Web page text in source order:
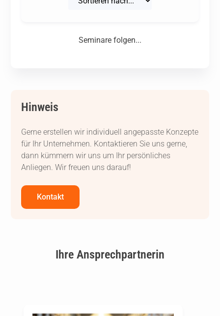
Seminare folgen...
Hinweis
Gerne erstellen wir individuell angepasste Konzepte
für Ihr Unternehmen. Kontaktieren Sie uns gerne,
dann kümmern wir uns um Ihr persönliches
Anliegen. Wir freuen uns darauf!
Kontakt
Ihre Ansprechpartnerin